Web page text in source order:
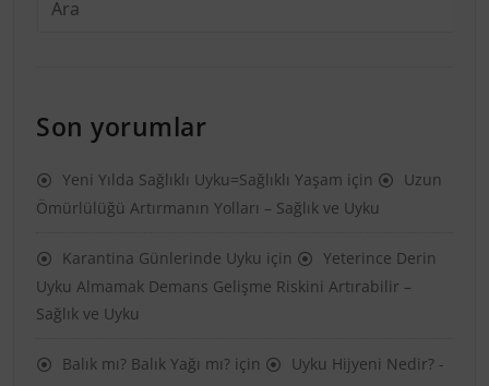
Son yorumlar
Yeni Yılda Sağlıklı Uyku=Sağlıklı Yaşam için
Uzun
Ömürlülüğü Artırmanın Yolları – Sağlık ve Uyku
Karantina Günlerinde Uyku için
Yeterince Derin
Uyku Almamak Demans Gelişme Riskini Artırabilir –
Sağlık ve Uyku
Balık mı? Balık Yağı mı? için
Uyku Hijyeni Nedir? -